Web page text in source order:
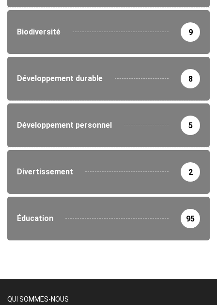
Biodiversité 9
Développement durable 8
Développement personnel 5
Divertissement 2
Éducation 95
QUI SOMMES-NOUS